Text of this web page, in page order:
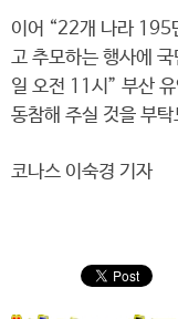
이어 “22개 나라 195
고 추모하는 행사에
일 오전 11시” 부산
동참해 주실 것을 부
코나스 이숙경 기자